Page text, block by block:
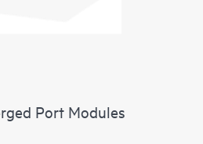
Port Modules